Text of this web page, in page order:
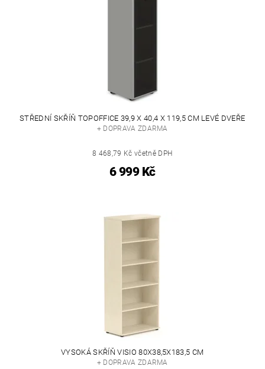
STŘEDNÍ SKŘÍŇ TOPOFFICE 39,9 X 40,4 X 119,5 CM LEVÉ DVEŘE
+ DOPRAVA ZDARMA
8 468,79 Kč včetně DPH
6 999 Kč
VYSOKÁ SKŘÍŇ VISIO 80X38,5X183,5 CM
+ DOPRAVA ZDARMA